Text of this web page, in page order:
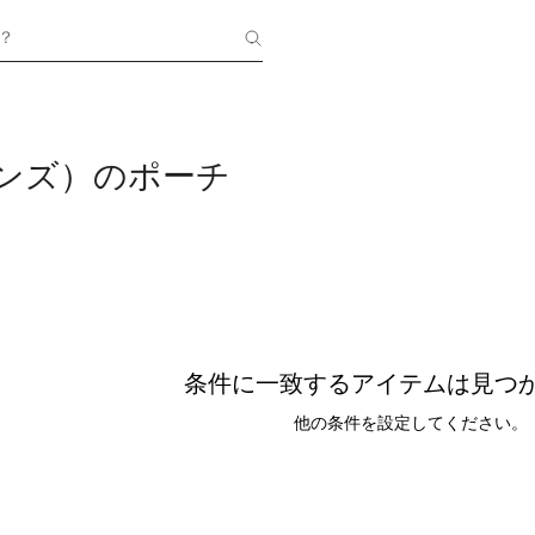
ズ）のポーチ
条件に一致するアイテムは見つ
他の条件を設定してください。